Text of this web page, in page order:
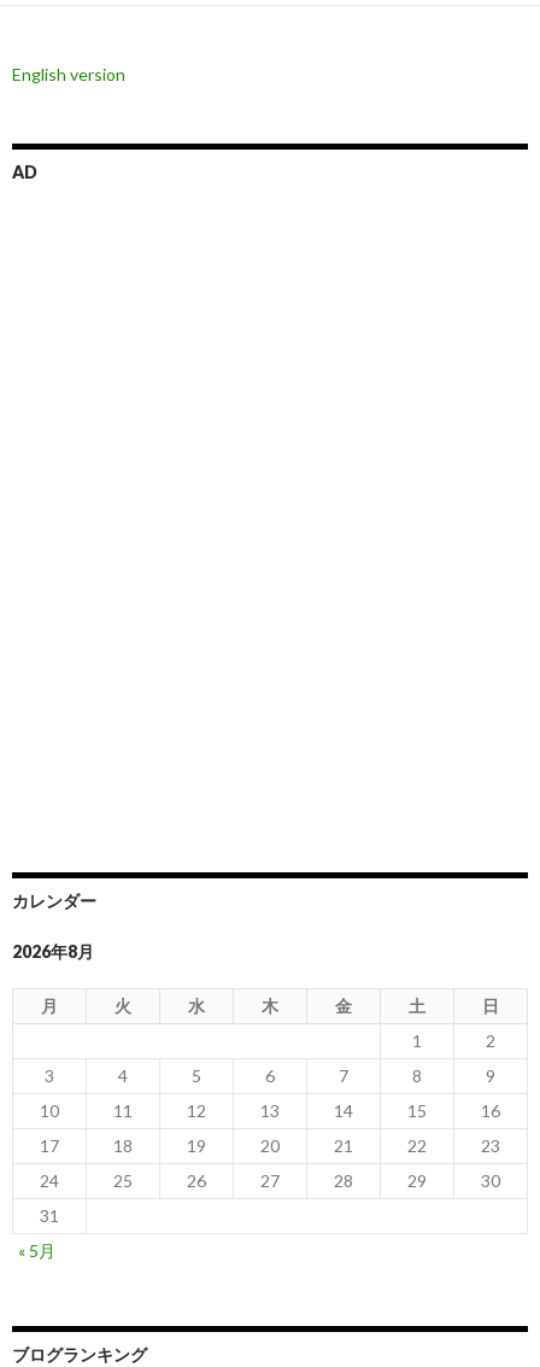
シ
English version
AD
カレンダー
2026年8月
月 火 水 木 金 土
日
1
2
3
4 5 6 7 8
9
10
11 12 13 14 15
16
17
18 19 20 21 22
23
24
25 26 27 28 29
30
31
« 5月
ブログランキング